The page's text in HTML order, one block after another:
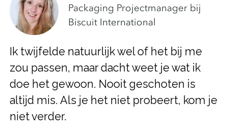
Ik twijfelde natuurlijk wel of het bij me
zou passen, maar dacht weet je wat ik
doe het gewoon. Nooit geschoten is
altijd mis. Als je het niet probeert, kom je
niet verder.
Packaging Projectmanager bij
Biscuit International